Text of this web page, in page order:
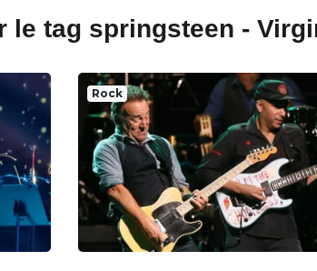
le tag springsteen -
Rock